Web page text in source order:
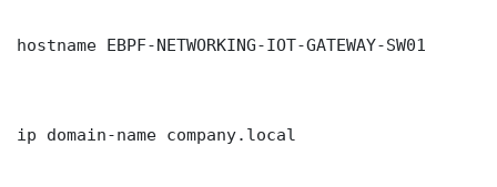
hostname EBPF-NETWORKING-IOT-GATEWAY-SW01
ip domain-name company.local